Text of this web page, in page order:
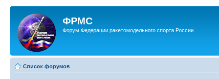
ФРМС
Форум Федерации ракетомодельного спорта России
Список форумов